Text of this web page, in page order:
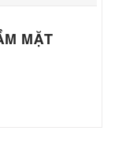
MẶT